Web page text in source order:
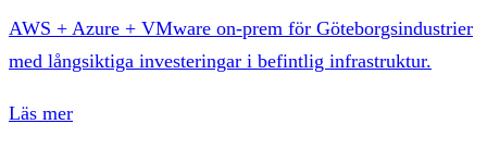
AWS + Azure + VMware on-prem för Göteborgsindustrier
med långsiktiga investeringar i befintlig infrastruktur.
Läs mer